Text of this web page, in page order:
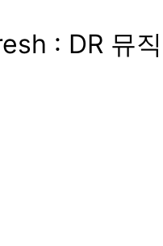
: DR 뮤